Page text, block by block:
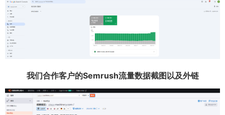
我们合作客户的Semrush流量数据截图以及外链